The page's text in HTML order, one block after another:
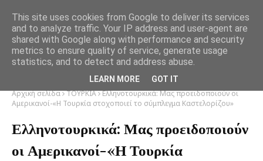
Αρχική σελίδα ΤΟΥΡΚΙΑ Ελληνοτουρκικά: Μας προειδοποιούν οι
Αμερικανοί-«Η Τουρκία στοχοποιεί το σύμπλεγμα Καστελορίζου»
Ελληνοτουρκικά: Μας προειδοποιούν
οι Αμερικανοί-«Η Τουρκία
This site uses cookies from Google to deliver its services
and to analyze traffic. Your IP address and user-agent are
shared with Google along with performance and security
metrics to ensure quality of service, generate usage
statistics, and to detect and address abuse.
LEARN MORE GOT IT